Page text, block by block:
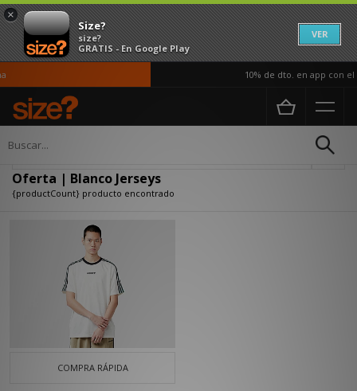
×
Size?
size?
GRATIS - En Google Play
VER
10% de dto. en app con el
Página principal
Oferta | Blanco Jerseys
{productCount} producto encontrado
COMPRA RÁPIDA